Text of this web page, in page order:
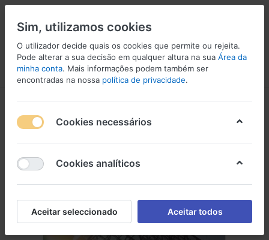
Menu Iniciar sessão Comparar Lista de Desejos
Sim, utilizamos cookies
O utilizador decide quais os cookies que permite ou rejeita.
Pode alterar a sua decisão em qualquer altura na sua Área da
minha conta. Mais informações podem também ser
encontradas na nossa política de privacidade.
Cookies necessários
Cookies analíticos
Aceitar seleccionado Aceitar todos